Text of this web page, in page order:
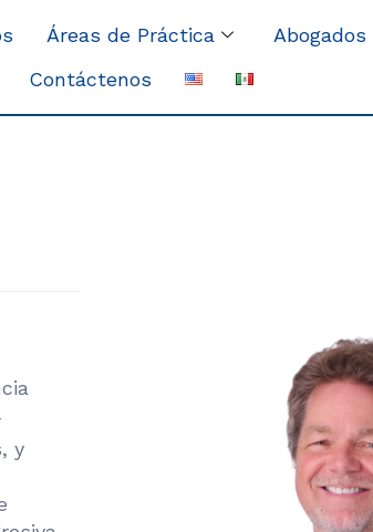
Áreas de Práctica
Abogados
Contáctenos
y